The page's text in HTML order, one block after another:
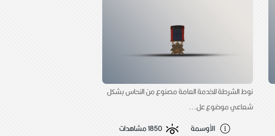
نوط الشرطة للخدمة العامة مصنوع من النحاس بشكل
شعاعي موضوع عل...
الأوسمة
1850 مشاهدات